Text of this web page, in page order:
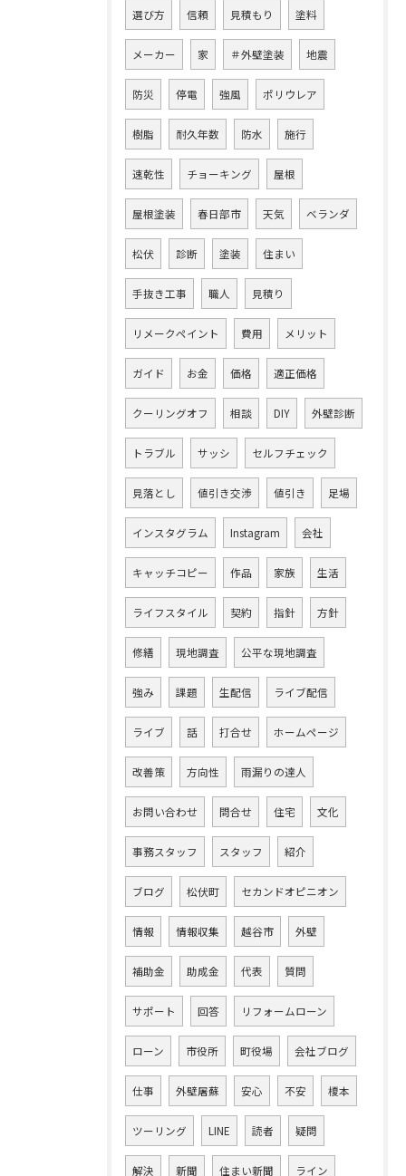
選び方 信頼 見積もり 塗料
メーカー 家 ＃外壁塗装 地震
防災 停電 強風 ポリウレア
樹脂 耐久年数 防水 施行
速乾性 チョーキング 屋根
屋根塗装 春日部市 天気 ベランダ
松伏 診断 塗装 住まい
手抜き工事 職人 見積り
リメークペイント 費用 メリット
ガイド お金 価格 適正価格
クーリングオフ 相談 DIY 外壁診断
トラブル サッシ セルフチェック
見落とし 値引き交渉 値引き 足場
インスタグラム Instagram 会社
キャッチコピー 作品 家族 生活
ライフスタイル 契約 指針 方針
修繕 現地調査 公平な現地調査
強み 課題 生配信 ライブ配信
ライブ 話 打合せ ホームページ
改善策 方向性 雨漏りの達人
お問い合わせ 問合せ 住宅 文化
事務スタッフ スタッフ 紹介
ブログ 松伏町 セカンドオピニオン
情報 情報収集 越谷市 外壁
補助金 助成金 代表 質問
サポート 回答 リフォームローン
ローン 市役所 町役場 会社ブログ
仕事 外壁屠蘇 安心 不安 榎本
ツーリング LINE 読者 疑問
解決 新聞 住まい新聞 ライン